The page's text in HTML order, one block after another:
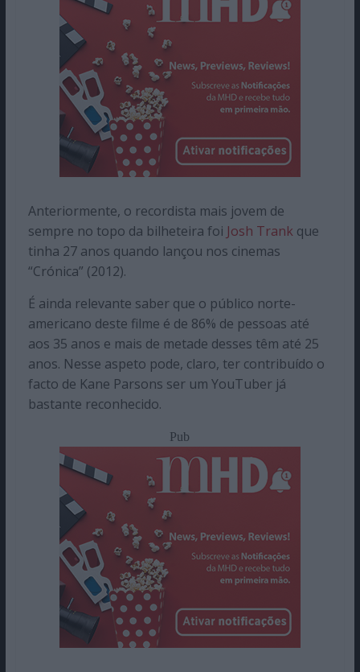
Anteriormente, o recordista mais jovem de
sempre no topo da bilheteira foi Josh Trank que
tinha 27 anos quando lançou nos cinemas
“Crónica” (2012).
É ainda relevante saber que o público norte-
americano deste filme é de 86% de pessoas até
aos 35 anos e mais de metade desses têm até 25
anos. Nesse aspeto pode, claro, ter contribuído o
facto de Kane Parsons ser um YouTuber já
bastante reconhecido.
Pub